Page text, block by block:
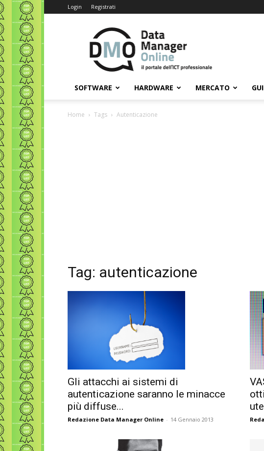
Login Registrati
Data
Manager
Online
SOFTWARE HARDWARE MERCATO
Home Tags Autenticazione
Tag: autenticazione
Gli attacchi ai sistemi di
autenticazione saranno le minacce
più diffuse...
Redazione Data Manager Online - 14 Gennaio 2013